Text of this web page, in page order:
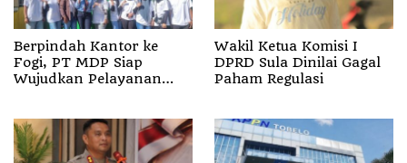
Berpindah Kantor ke
Fogi, PT MDP Siap
Wujudkan Pelayanan
Wakil Ketua Komisi I
DPRD Sula Dinilai Gagal
Paham Regulasi